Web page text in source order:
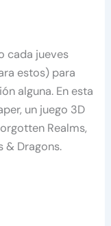
cada jueves
estos) para
alguna. En esta
un juego 3D
Realms,
& Dragons.